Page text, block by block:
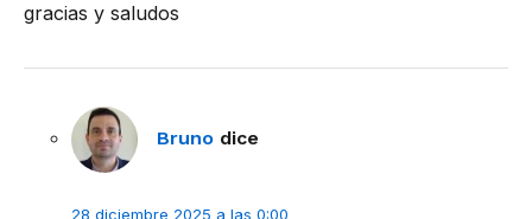
gracias y saludos
Bruno dice
28 diciembre 2025 a las 0:00